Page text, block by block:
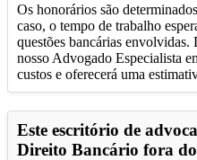
Os honorários são
caso, o tempo de trabalho
questões bancárias
nosso Advogado Especialista
custos e oferecerá uma
Este escritório de
Direito Bancário fora